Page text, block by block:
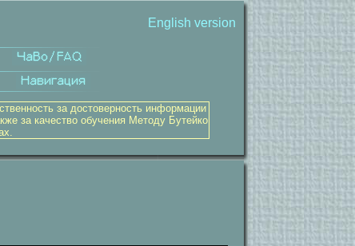
English version
за достоверность информации
за качество обучения Методу Бутейко